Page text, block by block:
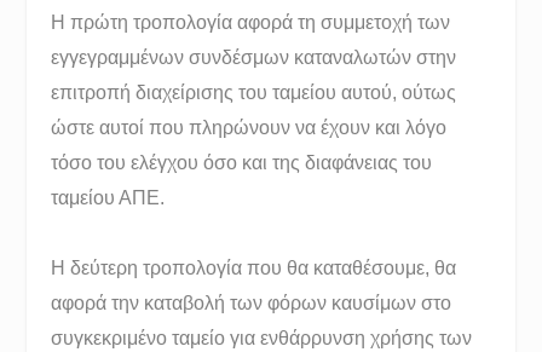
Η πρώτη τροπολογία αφορά τη συμμετοχή των
εγγεγραμμένων συνδέσμων καταναλωτών στην
επιτροπή διαχείρισης του ταμείου αυτού, ούτως
ώστε αυτοί που πληρώνουν να έχουν και λόγο
τόσο του ελέγχου όσο και της διαφάνειας του
ταμείου ΑΠΕ.
Η δεύτερη τροπολογία που θα καταθέσουμε, θα
αφορά την καταβολή των φόρων καυσίμων στο
συγκεκριμένο ταμείο για ενθάρρυνση χρήσης των